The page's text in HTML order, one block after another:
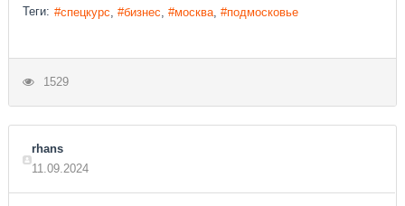
Теги: спецкурс бизнес москва подмосковье
1529
rhans
11.09.2024